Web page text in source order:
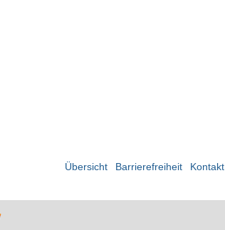
Übersicht Barrierefreiheit Kontakt